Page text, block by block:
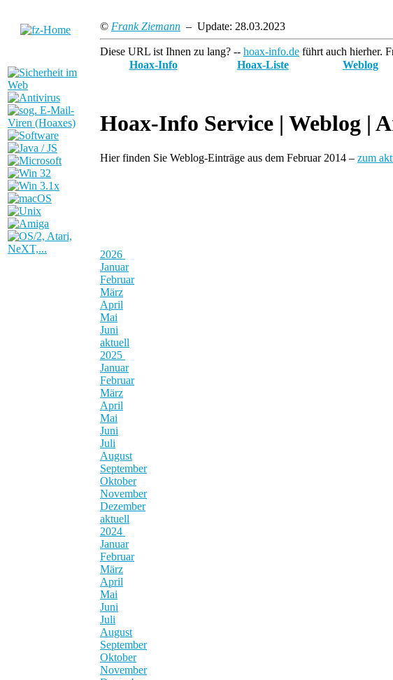
© Frank Ziemann – Update: 28.03.2023
Diese URL ist Ihnen zu lang? -- hoax-info.de führt auch hierher.
Hoax-Info
Hoax-Liste Weblog
Hoax-Info Service | Weblog |
Hier finden Sie Weblog-Einträge aus dem Februar 2014 – zum
2026
Januar
Februar
März
April
Mai
Juni
aktuell
2025
Januar
Februar
März
April
Mai
Juni
Juli
August
September
Oktober
November
Dezember
aktuell
2024
Januar
Februar
März
April
Mai
Juni
Juli
August
September
Oktober
November